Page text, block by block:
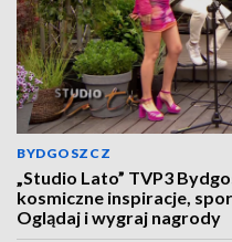
BYDGOSZCZ
„Studio Lato” TVP3
kosmiczne inspiracje,
Oglądaj i wygraj nagrody